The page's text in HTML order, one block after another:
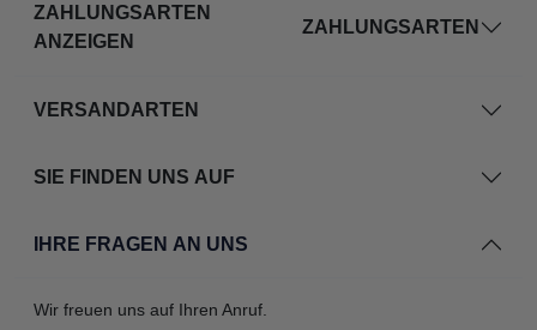
ZAHLUNGSARTEN
ANZEIGEN
ZAHLUNGSARTEN
VERSANDARTEN
SIE FINDEN UNS AUF
IHRE FRAGEN AN UNS
Wir freuen uns auf Ihren Anruf.